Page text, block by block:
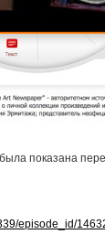
показана
episode_id/